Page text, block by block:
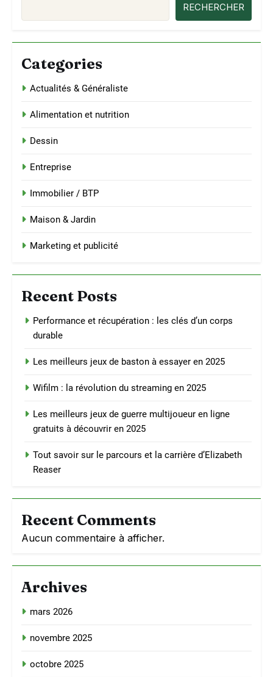
RECHERCHER
Categories
Actualités & Généraliste
Alimentation et nutrition
Dessin
Entreprise
Immobilier / BTP
Maison & Jardin
Marketing et publicité
Recent Posts
Performance et récupération : les clés d’un corps
durable
Les meilleurs jeux de baston à essayer en 2025
Wifilm : la révolution du streaming en 2025
Les meilleurs jeux de guerre multijoueur en ligne
gratuits à découvrir en 2025
Tout savoir sur le parcours et la carrière d’Elizabeth
Reaser
Recent Comments
Aucun commentaire à afficher.
Archives
mars 2026
novembre 2025
octobre 2025